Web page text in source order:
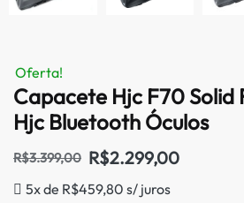
Oferta!
Capacete Hjc F70 Solid
Hjc Bluetooth Óculos
R$3.399,00 R$2.299,00
5x de R$459,80 s/ juros